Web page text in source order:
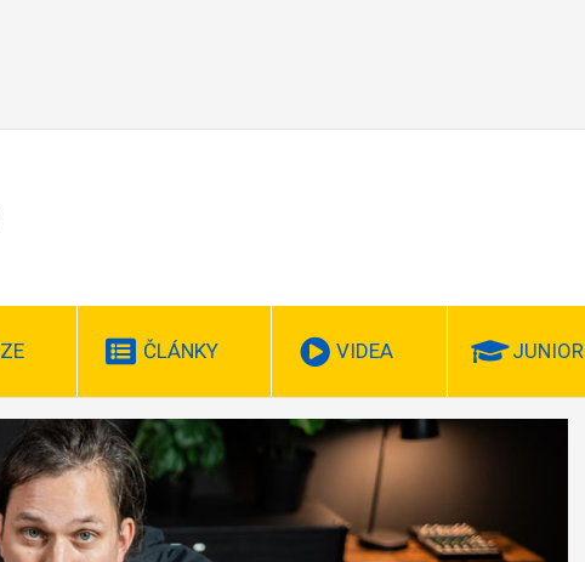
ČLÁNKY VIDEA JUNIOR